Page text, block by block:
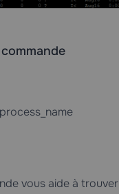
vous aide à trouver